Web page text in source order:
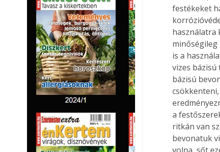
festékeket
használatra
minőségileg
is a
vizes
bázisú
a
ritkán van
bevonatuk